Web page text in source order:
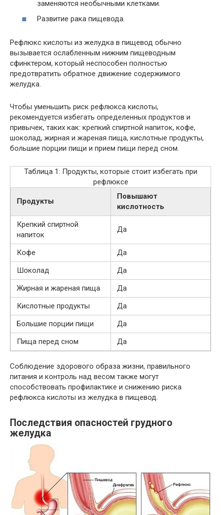
заменяются необычными клетками.
Развитие рака пищевода.
Рефлюкс кислоты из желудка в пищевод обычно
вызывается ослабленным нижним пищеводным
сфинктером, который неспособен полностью
предотвратить обратное движение содержимого
желудка.
Чтобы уменьшить риск рефлюкса кислоты,
рекомендуется избегать определенных продуктов и
привычек, таких как: крепкий спиртной напиток, кофе,
шоколад, жирная и жареная пища, кислотные продукты,
большие порции пищи и прием пищи перед сном.
Таблица 1: Продукты, которые стоит избегать при
рефлюксе
Продукты
Повышают
кислотность
Крепкий спиртной
напиток
Да
Кофе
Да
Шоколад
Да
Жирная и жареная пища
Да
Кислотные продукты
Да
Большие порции пищи
Да
Пища перед сном
Да
Соблюдение здорового образа жизни, правильного
питания и контроль над весом также могут
способствовать профилактике и снижению риска
рефлюкса кислоты из желудка в пищевод.
Последствия опасностей грудного
желудка